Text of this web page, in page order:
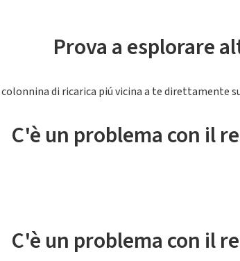
Prova a esplorare
di ricarica piú vicina a te direttamente
C'è un problema con il
C'è un problema con il